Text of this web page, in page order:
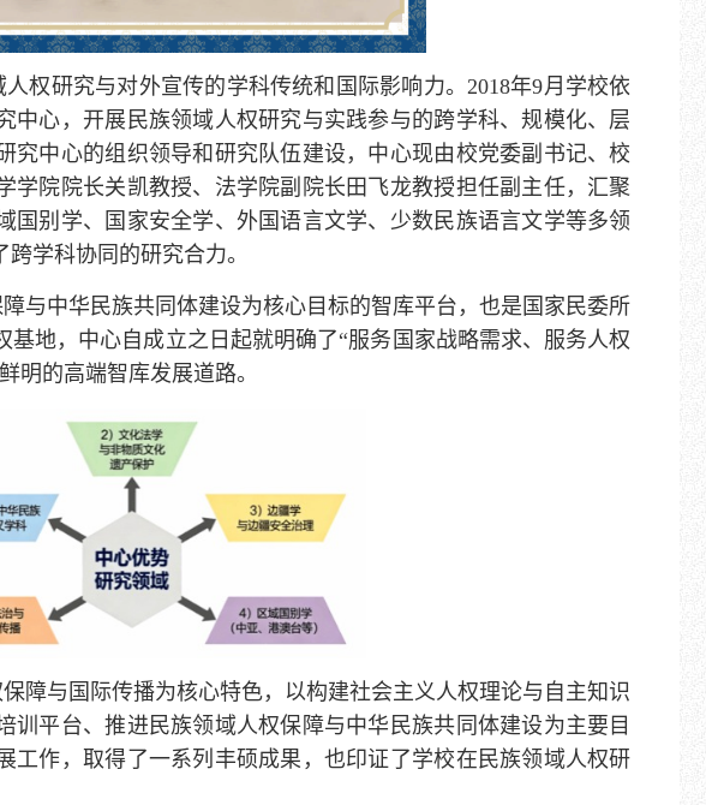
权研究与对外宣传的学科传统和国际影响力。2018年9月学校依
中心，开展民族领域人权研究与实践参与的跨学科、规模化、层
究中心的组织领导和研究队伍建设，中心现由校党委副书记、校
学院院长关凯教授、法学院副院长田飞龙教授担任副主任，汇聚
国别学、国家安全学、外国语言文学、少数民族语言文学等多领
学科协同的研究合力。
与中华民族共同体建设为核心目标的智库平台，也是国家民委所
地，中心自成立之日起就明确了“服务国家战略需求、服务人权
明的高端智库发展道路。
障与国际传播为核心特色，以构建社会主义人权理论与自主知识
训平台、推进民族领域人权保障与中华民族共同体建设为主要目
工作，取得了一系列丰硕成果，也印证了学校在民族领域人权研